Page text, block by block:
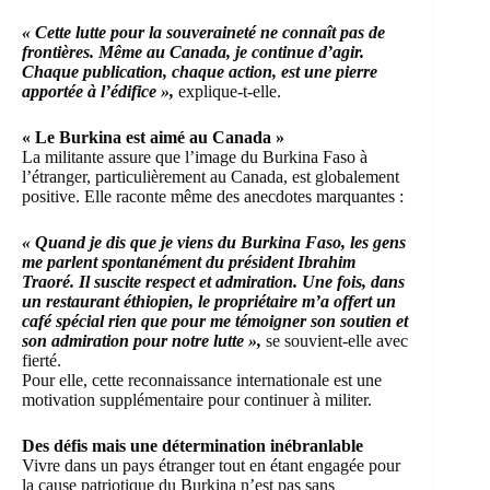
« Cette lutte pour la souveraineté ne connaît pas de
frontières. Même au Canada, je continue d’agir.
Chaque publication, chaque action, est une pierre
apportée à l’édifice », explique-t-elle.
« Le Burkina est aimé au Canada »
La militante assure que l’image du Burkina Faso à
l’étranger, particulièrement au Canada, est globalement
positive. Elle raconte même des anecdotes marquantes :
« Quand je dis que je viens du Burkina Faso, les gens
me parlent spontanément du président Ibrahim
Traoré. Il suscite respect et admiration. Une fois, dans
un restaurant éthiopien, le propriétaire m’a offert un
café spécial rien que pour me témoigner son soutien et
son admiration pour notre lutte », se souvient-elle avec
fierté.
Pour elle, cette reconnaissance internationale est une
motivation supplémentaire pour continuer à militer.
Des défis mais une détermination inébranlable
Vivre dans un pays étranger tout en étant engagée pour
la cause patriotique du Burkina n’est pas sans